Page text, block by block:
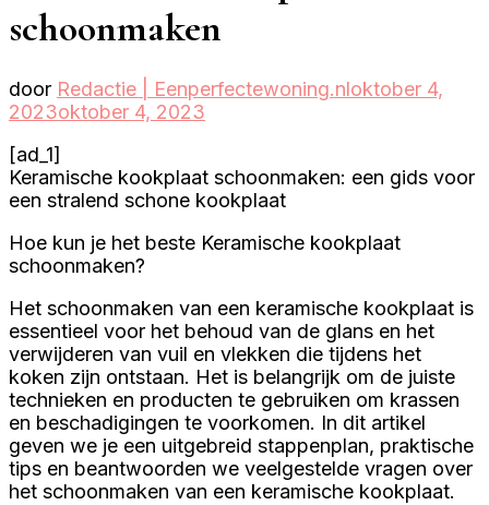
schoonmaken
door Redactie | Eenperfectewoning.nloktober 4,
2023oktober 4, 2023
[ad_1]
Keramische kookplaat schoonmaken: een gids voor
een stralend schone kookplaat
Hoe kun je het beste Keramische kookplaat
schoonmaken?
Het schoonmaken van een keramische kookplaat is
essentieel voor het behoud van de glans en het
verwijderen van vuil en vlekken die tijdens het
koken zijn ontstaan. Het is belangrijk om de juiste
technieken en producten te gebruiken om krassen
en beschadigingen te voorkomen. In dit artikel
geven we je een uitgebreid stappenplan, praktische
tips en beantwoorden we veelgestelde vragen over
het schoonmaken van een keramische kookplaat.